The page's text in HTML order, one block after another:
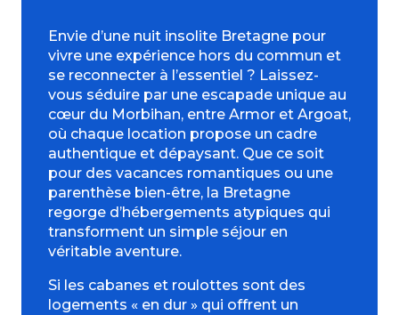
Aux Cabanes des Biches
La Cabane Cop Coon du Domaine de Kerelly
La clé des champs - Camping du Bois Vert
La Tiny-House de Bréhaut
Les campétoiles du Domaine du Roc
Envie d’une nuit insolite Bretagne pour
vivre une expérience hors du commun et
se reconnecter à l’essentiel ? Laissez-
vous séduire par une escapade unique au
cœur du Morbihan, entre Armor et Argoat,
où chaque location propose un cadre
authentique et dépaysant. Que ce soit
pour des vacances romantiques ou une
parenthèse bien-être, la Bretagne
regorge d’hébergements atypiques qui
transforment un simple séjour en
véritable aventure.
Si les cabanes et roulottes sont des
logements « en dur » qui offrent un